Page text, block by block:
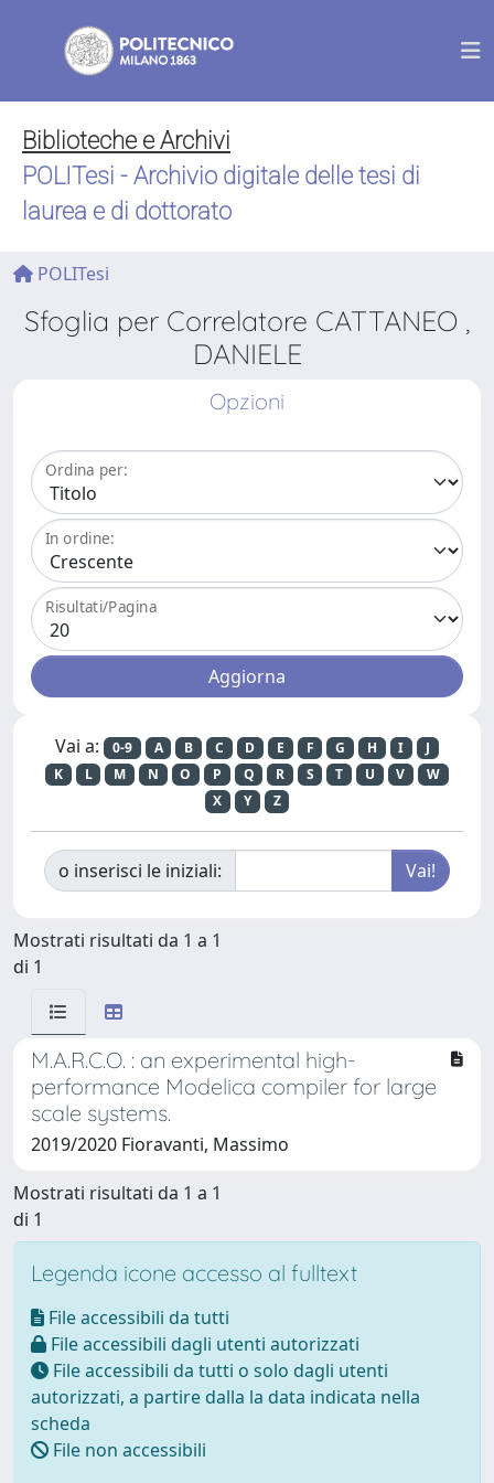
Biblioteche e Archivi
POLITesi - Archivio digitale delle tesi di
laurea e di dottorato
POLITesi
Sfoglia per Correlatore CATTANEO ,
DANIELE
Opzioni
Ordina per:
In ordine:
Risultati/Pagina
Vai a: 0-9 A B C D E F G H I
J
K
L M N O P Q R S T U V
W
X
Y Z
o inserisci le iniziali:
Mostrati risultati da 1 a 1
di 1
M.A.R.C.O. : an experimental high-
performance Modelica compiler for large
scale systems.
2019/2020 Fioravanti, Massimo
Mostrati risultati da 1 a 1
di 1
Legenda icone accesso al fulltext
File accessibili da tutti
File accessibili dagli utenti autorizzati
File accessibili da tutti o solo dagli utenti
autorizzati, a partire dalla la data indicata nella
scheda
File non accessibili